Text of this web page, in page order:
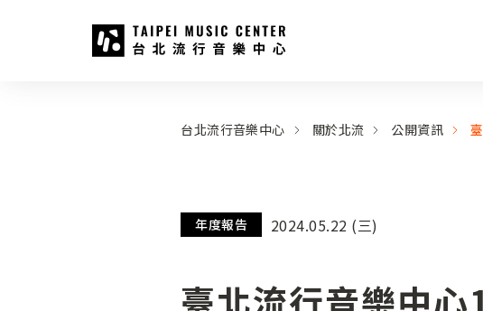
:::
台北流行音樂中心 關於北流 公開資訊
年度報告 2024.05.22 (三)
臺北流行音樂中